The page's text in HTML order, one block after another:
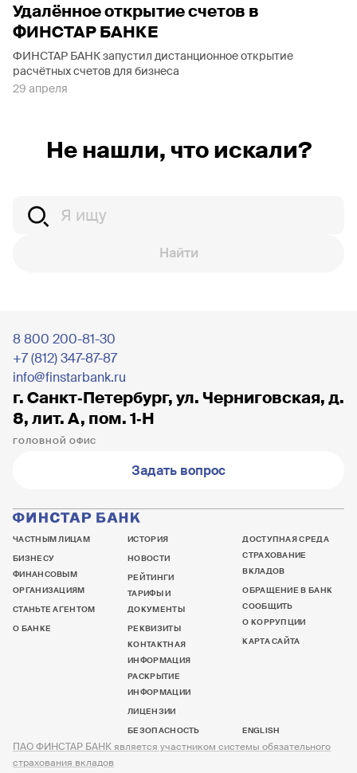
Удалённое открытие счетов в
ФИНСТАР БАНКЕ
ФИНСТАР БАНК запустил дистанционное открытие
расчётных счетов для бизнеса
29 апреля
Не нашли, что искали?
Найти
8 800 200-81-30
+7 (812) 347-87-87
info@finstarbank.ru
г. Санкт‐Петербург, ул. Черниговская, д.
8, лит. А, пом. 1‐Н
ГОЛОВНОЙ ОФИС
Задать вопрос
ЧАСТНЫМ ЛИЦАМ
БИЗНЕСУ
ФИНАНСОВЫМ
ОРГАНИЗАЦИЯМ
СТАНЬТЕ АГЕНТОМ
О БАНКЕ
ИСТОРИЯ
НОВОСТИ
РЕЙТИНГИ
ТАРИФЫ И
ДОКУМЕНТЫ
РЕКВИЗИТЫ
КОНТАКТНАЯ
ИНФОРМАЦИЯ
РАСКРЫТИЕ
ИНФОРМАЦИИ
ЛИЦЕНЗИИ
БЕЗОПАСНОСТЬ
ДОСТУПНАЯ СРЕДА
СТРАХОВАНИЕ
ВКЛАДОВ
ОБРАЩЕНИЕ В БАНК
СООБЩИТЬ
О КОРРУПЦИИ
КАРТА САЙТА
ENGLISH
ПАО ФИНСТАР БАНК является участником системы обязательного
страхования вкладов